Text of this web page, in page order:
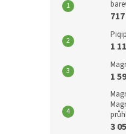
1
1
3